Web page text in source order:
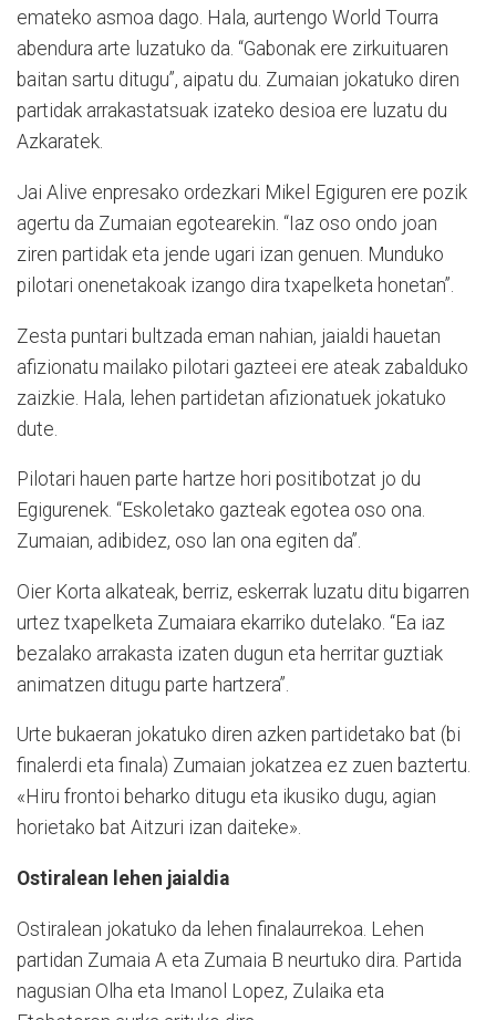
emateko asmoa dago. Hala, aurtengo World Tourra
abendura arte luzatuko da. “Gabonak ere zirkuituaren
baitan sartu ditugu”, aipatu du. Zumaian jokatuko diren
partidak arrakastatsuak izateko desioa ere luzatu du
Azkaratek.
Jai Alive enpresako ordezkari Mikel Egiguren ere pozik
agertu da Zumaian egotearekin. “Iaz oso ondo joan
ziren partidak eta jende ugari izan genuen. Munduko
pilotari onenetakoak izango dira txapelketa honetan”.
Zesta puntari bultzada eman nahian, jaialdi hauetan
afizionatu mailako pilotari gazteei ere ateak zabalduko
zaizkie. Hala, lehen partidetan afizionatuek jokatuko
dute.
Pilotari hauen parte hartze hori positibotzat jo du
Egigurenek. “Eskoletako gazteak egotea oso ona.
Zumaian, adibidez, oso lan ona egiten da”.
Oier Korta alkateak, berriz, eskerrak luzatu ditu bigarren
urtez txapelketa Zumaiara ekarriko dutelako. “Ea iaz
bezalako arrakasta izaten dugun eta herritar guztiak
animatzen ditugu parte hartzera”.
Urte bukaeran jokatuko diren azken partidetako bat (bi
finalerdi eta finala) Zumaian jokatzea ez zuen baztertu.
«Hiru frontoi beharko ditugu eta ikusiko dugu, agian
horietako bat Aitzuri izan daiteke».
Ostiralean lehen jaialdia
Ostiralean jokatuko da lehen finalaurrekoa. Lehen
partidan Zumaia A eta Zumaia B neurtuko dira. Partida
nagusian Olha eta Imanol Lopez, Zulaika eta